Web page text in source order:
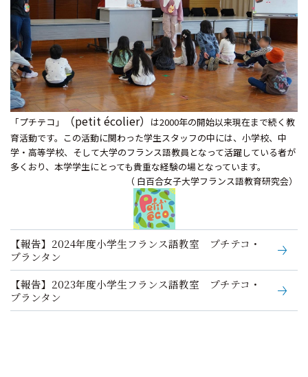
「プチテコ」 （petit écolier）
は2000年の開始以来現在まで続く教
育活動です。この活動に関わった学生スタッフの中には、小学校、中
学・高等学校、そして大学のフランス語教員となって活躍している者が
多くおり、本学学生にとっても貴重な経験の場となっています。
（ 白百合女子大学フランス語教育研究会）
【報告】2024年度小学生フランス語教室 プチテコ・
プランタン
【報告】2023年度小学生フランス語教室 プチテコ・
プランタン